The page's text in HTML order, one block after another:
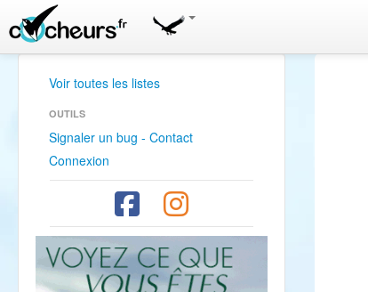
Voir toutes les listes
OUTILS
Signaler un bug - Contact
Connexion